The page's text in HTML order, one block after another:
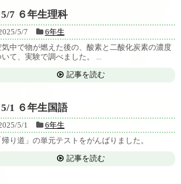
5/7 ６年生理科
5/7
6年生
中で物が燃えた後の、酸素と二酸化炭素の濃度
いて、実験で調べました。 ...
記事を読む
5/1 ６年生国語
5/1
6年生
り道」の単元テストをがんばりました。
記事を読む